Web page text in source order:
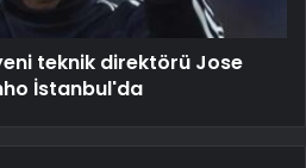
teknik direktörü Jose
İstanbul'da